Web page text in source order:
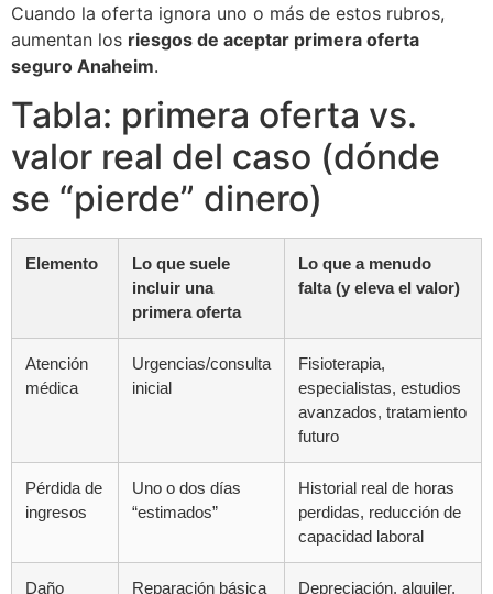
Cuando la oferta ignora uno o más de estos rubros,
aumentan los riesgos de aceptar primera oferta
seguro Anaheim.
Tabla: primera oferta vs.
valor real del caso (dónde
se “pierde” dinero)
Elemento
Lo que suele
incluir una
primera oferta
Lo que a menudo
falta (y eleva el valor)
Atención
médica
Urgencias/consulta
inicial
Fisioterapia,
especialistas, estudios
avanzados, tratamiento
futuro
Pérdida de
ingresos
Uno o dos días
“estimados”
Historial real de horas
perdidas, reducción de
capacidad laboral
Daño
Reparación básica
Depreciación, alquiler,